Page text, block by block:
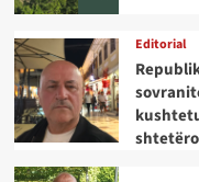
Editorial